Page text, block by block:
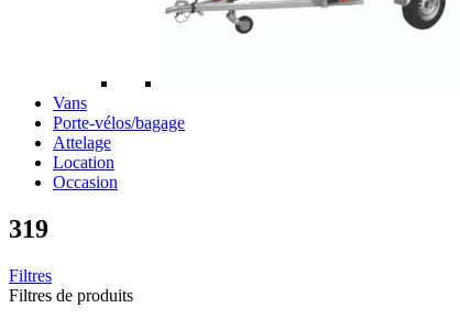
Vans
Porte-vélos/bagage
Attelage
Location
Occasion
319
Filtres
Filtres de produits